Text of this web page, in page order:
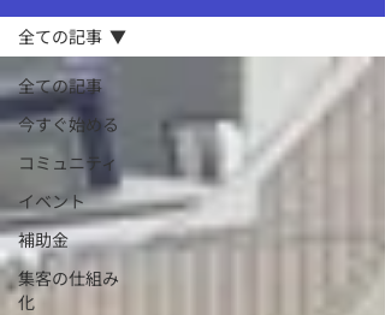
全ての記事
今すぐ始める
コミュニティ
イベント
補助金
集客の仕組み
化
全ての記事